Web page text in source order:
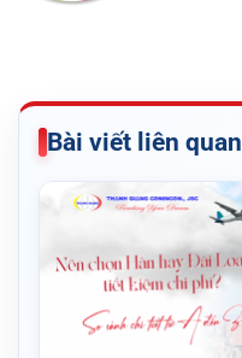
Bài viết liên quan